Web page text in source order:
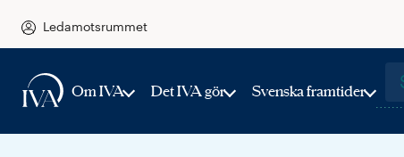
Ledamotsrummet
Om IVA Det IVA gör Svenska framtider